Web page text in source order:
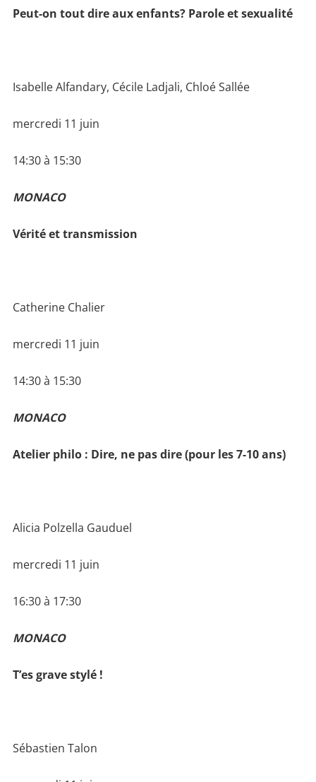
Peut-on tout dire aux enfants? Parole et sexualité
Isabelle Alfandary, Cécile Ladjali, Chloé Sallée
mercredi 11 juin
14:30 à 15:30
MONACO
Vérité et transmission
Catherine Chalier
mercredi 11 juin
14:30 à 15:30
MONACO
Atelier philo : Dire, ne pas dire (pour les 7-10 ans)
Alicia Polzella Gauduel
mercredi 11 juin
16:30 à 17:30
MONACO
T’es grave stylé !
Sébastien Talon